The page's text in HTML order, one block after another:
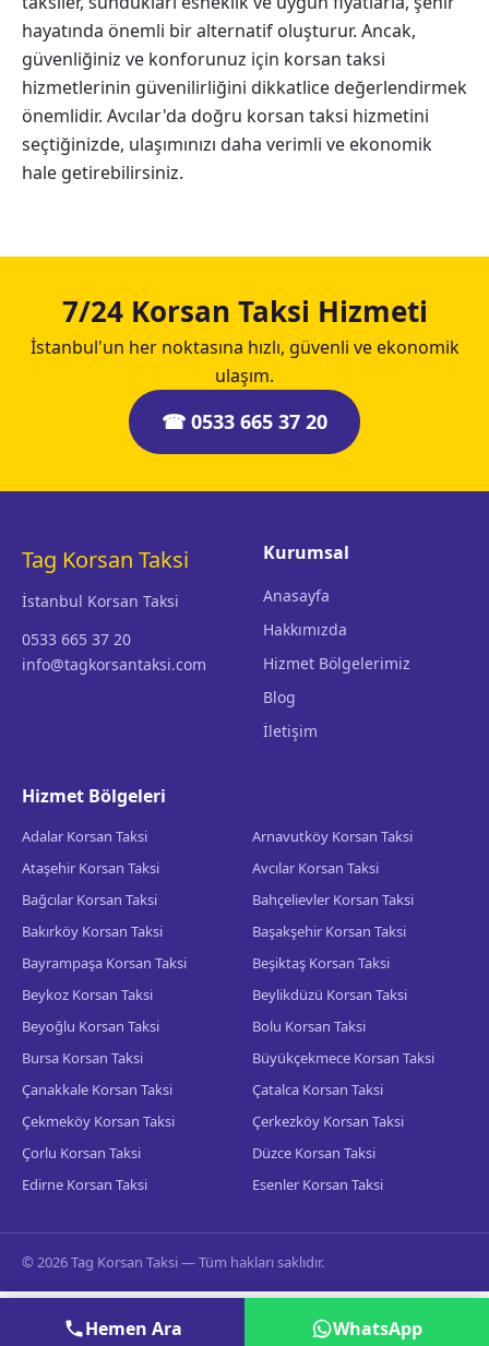
hayatında önemli bir alternatif oluşturur. Ancak,
güvenliğiniz ve konforunuz için korsan taksi
hizmetlerinin güvenilirliğini dikkatlice değerlendirmek
önemlidir. Avcılar'da doğru korsan taksi hizmetini
seçtiğinizde, ulaşımınızı daha verimli ve ekonomik
hale getirebilirsiniz.
7/24 Korsan Taksi Hizmeti
İstanbul'un her noktasına hızlı, güvenli ve ekonomik
ulaşım.
☎ 0533 665 37 20
Tag Korsan Taksi
İstanbul Korsan Taksi
0533 665 37 20
info@tagkorsantaksi.com
Kurumsal
Anasayfa
Hakkımızda
Hizmet Bölgelerimiz
Blog
İletişim
Hizmet Bölgeleri
Adalar Korsan Taksi
Arnavutköy Korsan Taksi
Ataşehir Korsan Taksi
Avcılar Korsan Taksi
Bağcılar Korsan Taksi
Bahçelievler Korsan Taksi
Bakırköy Korsan Taksi
Başakşehir Korsan Taksi
Bayrampaşa Korsan Taksi
Beşiktaş Korsan Taksi
Beykoz Korsan Taksi
Beylikdüzü Korsan Taksi
Beyoğlu Korsan Taksi
Bolu Korsan Taksi
Bursa Korsan Taksi
Büyükçekmece Korsan Taksi
Çanakkale Korsan Taksi
Çatalca Korsan Taksi
Çekmeköy Korsan Taksi
Çerkezköy Korsan Taksi
Çorlu Korsan Taksi
Düzce Korsan Taksi
Edirne Korsan Taksi
Esenler Korsan Taksi
© 2026 Tag Korsan Taksi — Tüm hakları saklıdır.
Hemen Ara WhatsApp